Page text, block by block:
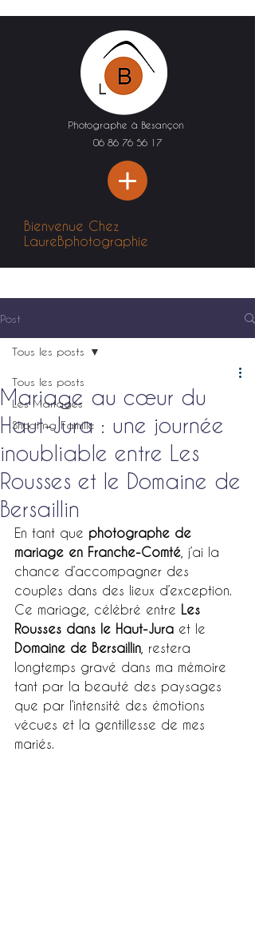
Photographe à Besançon
06 86 76 56 17
Bienvenue Chez
LaureBphotographie
Post
Tous les posts
Les Mariages
Shooting Famille
Tous les posts
Mariage au cœur du
Haut-Jura : une journée
inoubliable entre Les
Rousses et le Domaine de
Bersaillin
En tant que photographe de
mariage en Franche-Comté , j’ai la
chance d’accompagner des
couples dans des lieux d’exception.
Ce mariage, célébré entre Les
Rousses dans le Haut-Jura et le
Domaine de Bersaillin , restera
longtemps gravé dans ma mémoire
tant par la beauté des paysages
que par l’intensité des émotions
vécues et la gentillesse de mes
mariés.